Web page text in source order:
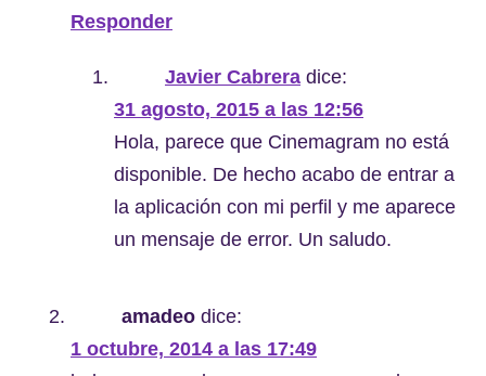
Responder
Javier Cabrera dice:
31 agosto, 2015 a las 12:56
Hola, parece que Cinemagram no está
disponible. De hecho acabo de entrar a
la aplicación con mi perfil y me aparece
un mensaje de error. Un saludo.
amadeo dice:
1 octubre, 2014 a las 17:49